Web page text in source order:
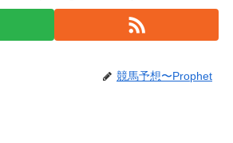
競馬予想〜Prophet